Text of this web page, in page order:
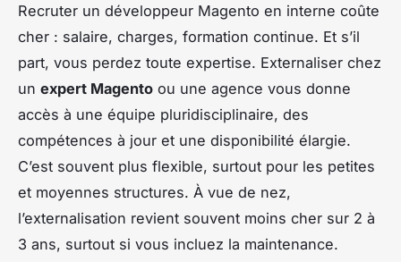
Recruter un développeur Magento en interne coûte
cher : salaire, charges, formation continue. Et s’il
part, vous perdez toute expertise. Externaliser chez
un expert Magento ou une agence vous donne
accès à une équipe pluridisciplinaire, des
compétences à jour et une disponibilité élargie.
C’est souvent plus flexible, surtout pour les petites
et moyennes structures. À vue de nez,
l’externalisation revient souvent moins cher sur 2 à
3 ans, surtout si vous incluez la maintenance.